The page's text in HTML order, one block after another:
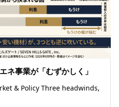
事業が「むずかしく」
& Policy Three headwinds,